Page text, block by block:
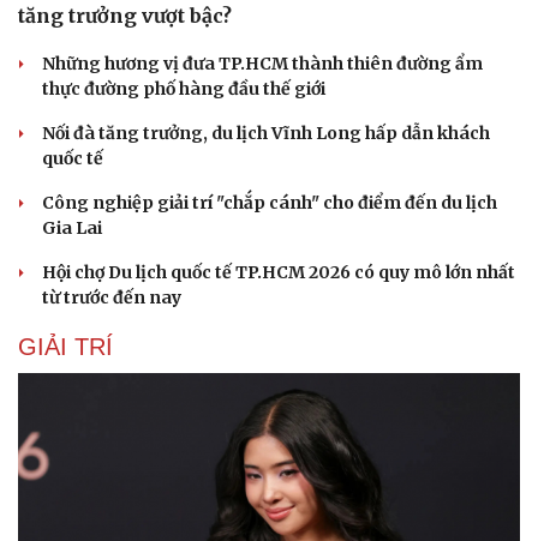
tăng trưởng vượt bậc?
Những hương vị đưa TP.HCM thành thiên đường ẩm
thực đường phố hàng đầu thế giới
Nối đà tăng trưởng, du lịch Vĩnh Long hấp dẫn khách
quốc tế
Công nghiệp giải trí "chắp cánh" cho điểm đến du lịch
Gia Lai
Hội chợ Du lịch quốc tế TP.HCM 2026 có quy mô lớn nhất
từ trước đến nay
GIẢI TRÍ